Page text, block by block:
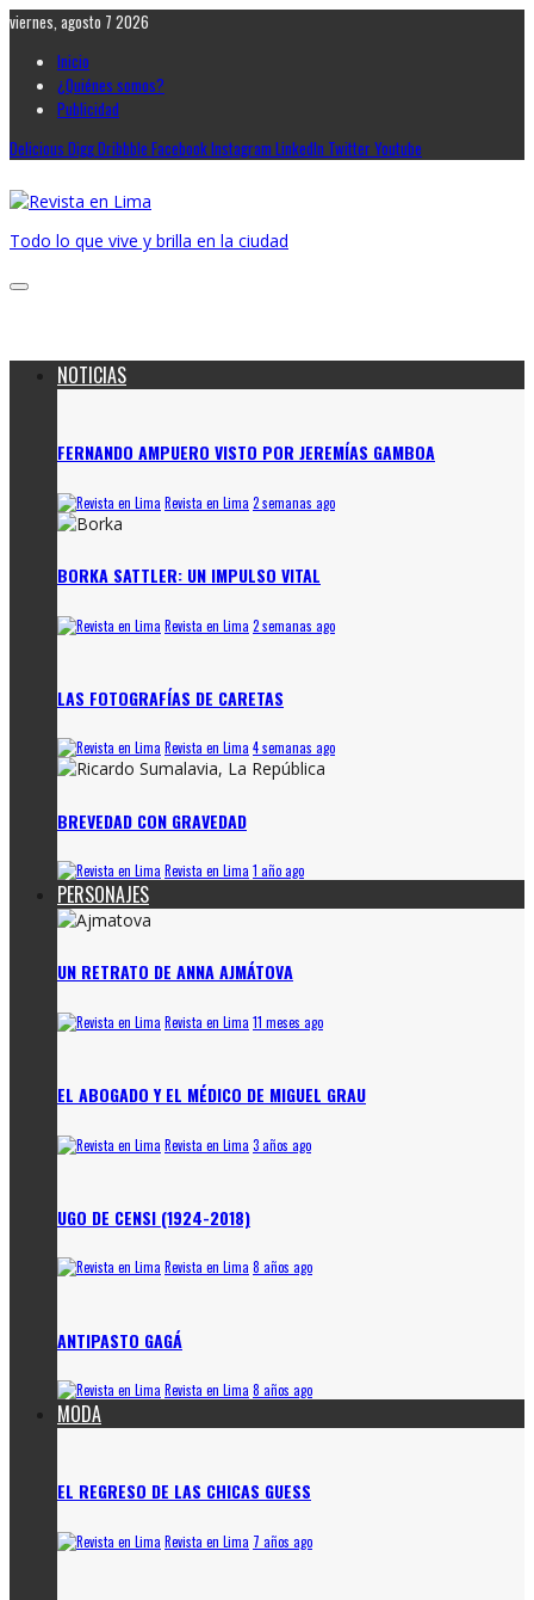
viernes, agosto 7 2026
Inicio
¿Quiénes somos?
Publicidad
Delicious DiggDribbble FacebookInstagram LinkedIn TwitterYoutube
Todo lo que vive y brilla en la ciudad
NOTICIAS
FERNANDO AMPUERO VISTO POR JEREMÍAS GAMBOA
Revista en Lima 2 semanas ago
BORKA SATTLER: UN IMPULSO VITAL
Revista en Lima 2 semanas ago
LAS FOTOGRAFÍAS DE CARETAS
Revista en Lima 4 semanas ago
BREVEDAD CON GRAVEDAD
Revista en Lima 1 año ago
PERSONAJES
UN RETRATO DE ANNA AJMÁTOVA
Revista en Lima 11 meses ago
EL ABOGADO Y EL MÉDICO DE MIGUEL GRAU
Revista en Lima 3 años ago
UGO DE CENSI (1924-2018)
Revista en Lima 8 años ago
ANTIPASTO GAGÁ
Revista en Lima 8 años ago
MODA
EL REGRESO DE LAS CHICAS GUESS
Revista en Lima 7 años ago